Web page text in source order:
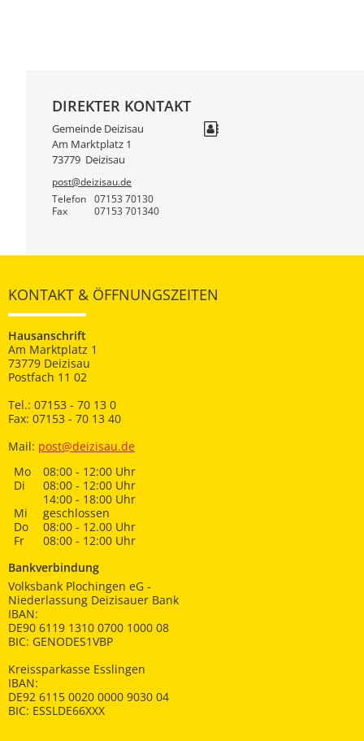
DIREKTER KONTAKT
Gemeinde Deizisau
Am Marktplatz 1
73779 Deizisau
post@deizisau.de
Telefon
07153 70130
Fax 07153 701340
KONTAKT & ÖFFNUNGSZEITEN
Hausanschrift
Am Marktplatz 1
73779 Deizisau
Postfach 11 02
Tel.: 07153 - 70 13 0
Fax: 07153 - 70 13 40
Mail: post@deizisau.de
Mo
08:00 - 12:00 Uhr
Di
08:00 - 12:00 Uhr
14:00 - 18:00 Uhr
Mi
geschlossen
Do
08:00 - 12.00 Uhr
Fr
08:00 - 12:00 Uhr
Bankverbindung
Volksbank Plochingen eG -
Niederlassung Deizisauer Bank
IBAN:
DE90 6119 1310 0700 1000 08
BIC: GENODES1VBP
Kreissparkasse Esslingen
IBAN:
DE92 6115 0020 0000 9030 04
BIC: ESSLDE66XXX